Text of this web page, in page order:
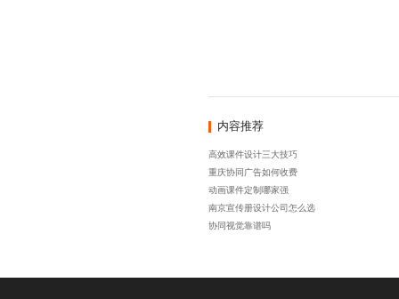
内容推荐
高效课件设计三大技巧
重庆协同广告如何收费
动画课件定制哪家强
南京宣传册设计公司怎么选
协同视觉靠谱吗